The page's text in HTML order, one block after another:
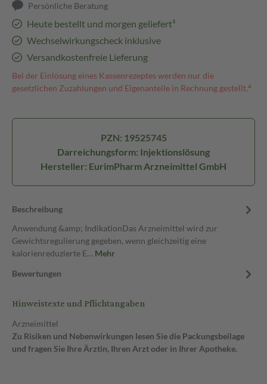
Persönliche Beratung
Heute bestellt und morgen geliefert³
Wechselwirkungscheck inklusive
Versandkostenfreie Lieferung
Bei der Einlösung eines Kassenrezeptes werden nur die
gesetzlichen Zuzahlungen und Eigenanteile in Rechnung gestellt.⁴
PZN: 19525745
Darreichungsform: Injektionslösung
Hersteller: EurimPharm Arzneimittel GmbH
Beschreibung
Anwendung &amp; IndikationDas Arzneimittel wird zur
Gewichtsregulierung gegeben, wenn gleichzeitig eine
kalorienreduzierte E… Mehr
Bewertungen
Hinweistexte und Pflichtangaben
Arzneimittel
Zu Risiken und Nebenwirkungen lesen Sie die Packungsbeilage
und fragen Sie Ihre Ärztin, Ihren Arzt oder in Ihrer Apotheke.